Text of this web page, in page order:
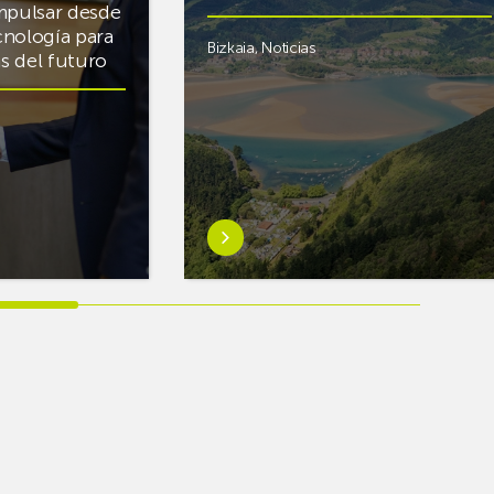
desde
para
del futuro
Bizkaia,Noticias
Saber
más
sobreEuskaltel
realiza